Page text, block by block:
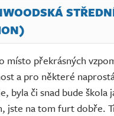
místo překrásných
a pro některé
byla či snad bude škola
jste na tom furt dobře.